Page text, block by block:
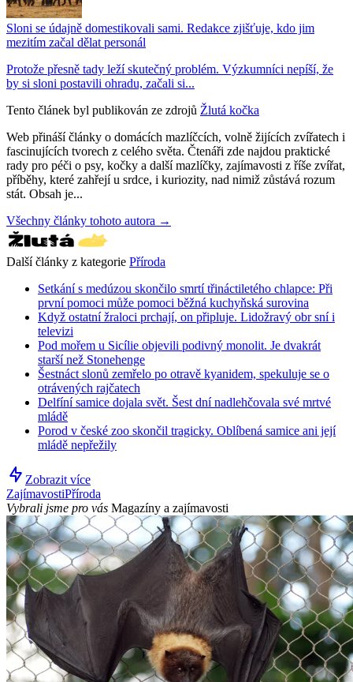
Sloni se údajně domestikovali sami. Redakce zjišťuje, kdo jim
mezitím začal dělat personál
Protože přesně tady leží skutečný problém. Výzkumníci nepíší, že
by si sloni postavili ohradu, začali si...
Tento článek byl publikován ze zdrojů Žlutá kočka
Web přináší články o domácích mazlíčcích, volně žijících zvířatech i
fascinujících tvorech z celého světa. Čtenáři zde najdou praktické
rady pro péči o psy, kočky a další mazlíčky, zajímavosti z říše zvířat,
příběhy, které zahřejí u srdce, i kuriozity, nad nimiž zůstává rozum
stát. Obsah je...
Všechny články tohoto autora →
Další články z kategorie Příroda
Setkání s medúzou skončilo smrtí třináctiletého chlapce: Při
první pomoci může pomoci běžná kuchyňská surovina
Když ostatní žraloci prchají, on připluje. Lidožravý obr sní i
televizi
Pod mořem u Sicílie objevili podivný monolit. Je dvakrát
starší než Stonehenge
Šestnáct slonů zemřelo po otravě kyanidem, spekuluje se o
otrávených rajčatech
Delfíní samice dojala svět. Šest dní nadlehčovala své mrtvé
mládě
Porod v české zoo skončil tragicky. Oblíbená samice ani její
mládě nepřežily
Zobrazit více
ZajímavostiPříroda
Vybrali jsme pro vás Magazíny a zajímavosti